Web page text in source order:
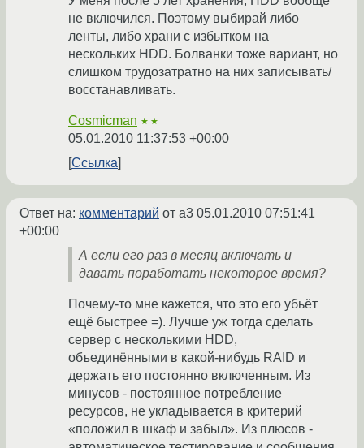
не включился. Поэтому выбирай либо
ленты, либо храни с избытком на
нескольких HDD. Болванки тоже вариант, но
слишком трудозатратно на них записывать/
восстанавливать.
Cosmicman ★★
05.01.2010 11:37:53 +00:00
Ссылка
Ответ на: комментарий от a3 05.01.2010 07:51:41
+00:00
А если его раз в месяц включать и
давать поработать некоторое время?
Почему-то мне кажется, что это его убьёт
ещё быстрее =). Лучше уж тогда сделать
сервер с несколькими HDD,
объединёнными в какой-нибудь RAID и
держать его постоянно включенным. Из
минусов - постоянное потребление
ресурсов, не укладывается в критерий
«положил в шкаф и забыл». Из плюсов -